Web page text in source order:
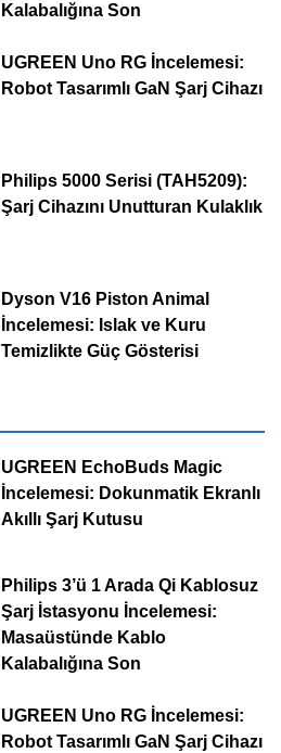
Kalabalığına Son
UGREEN Uno RG İncelemesi:
Robot Tasarımlı GaN Şarj Cihazı
Philips 5000 Serisi (TAH5209):
Şarj Cihazını Unutturan Kulaklık
Dyson V16 Piston Animal
İncelemesi: Islak ve Kuru
Temizlikte Güç Gösterisi
UGREEN EchoBuds Magic
İncelemesi: Dokunmatik Ekranlı
Akıllı Şarj Kutusu
Philips 3’ü 1 Arada Qi Kablosuz
Şarj İstasyonu İncelemesi:
Masaüstünde Kablo
Kalabalığına Son
UGREEN Uno RG İncelemesi:
Robot Tasarımlı GaN Şarj Cihazı